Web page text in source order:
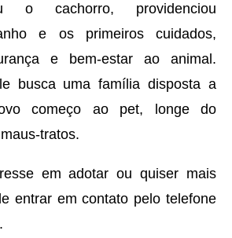
o cachorro, providenciou
e os primeiros cuidados,
e bem-estar ao animal.
busca uma família disposta a
começo ao pet, longe do
tratos.
em adotar ou quiser mais
entrar em contato pelo telefone